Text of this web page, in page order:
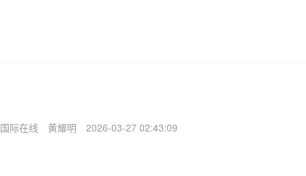
国际在线 黄耀明 2026-03-27 02:43:09